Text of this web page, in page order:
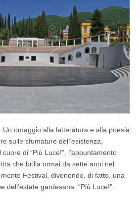
omaggio alla letteratura e alla poesia
sulle sfumature dell’esistenza,
di “Più Luce!”, l’appuntamento
che brilla ormai da sette anni nel
Festival, divenendo, di fatto, una
dell’estate gardesana. “Più Luce!”: